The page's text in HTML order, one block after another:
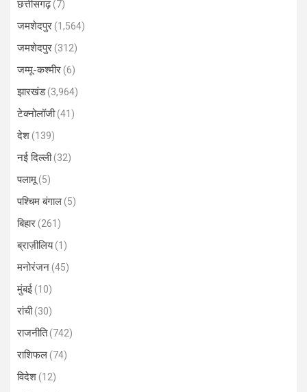
छत्तीसगढ़(7)
जमशेदपुर(1,564)
जमशेदपुर(312)
जम्मू-कश्मीर(6)
झारखंड(3,964)
टेक्नोलॉजी(41)
देश(139)
नई दिल्ली(32)
पलामू(5)
पश्चिम बंगाल(5)
बिहार(261)
ब्राज़ीलिय(1)
मनोरंजन(45)
मुंबई(10)
रांची(30)
राजनीति(742)
राशिफल(74)
विदेश(12)